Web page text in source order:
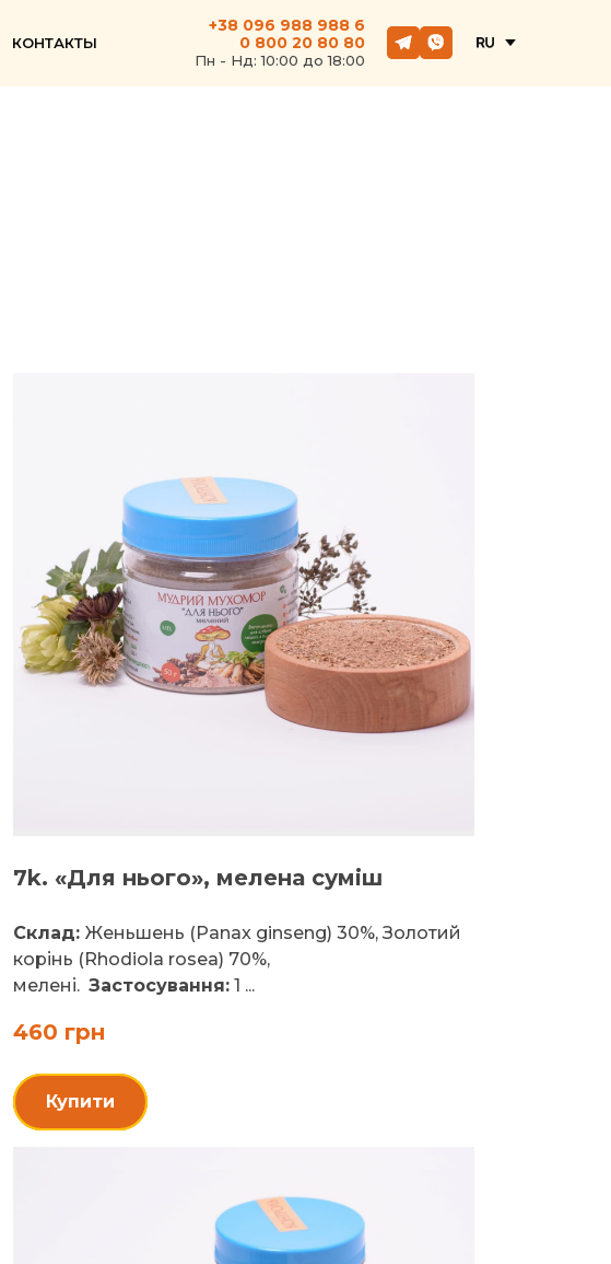
КОНТАКТЫ
+38 096 988 988 6
0 800 20 80 80
Пн - Hд: 10:00 до 18:00
7k. «Для нього», мелена суміш
Склад: Женьшень (Panax ginseng) 30%, Золотий
корінь (Rhodiola rosea) 70%,
мелені. Застосування:1 ...
460 грн
Купити